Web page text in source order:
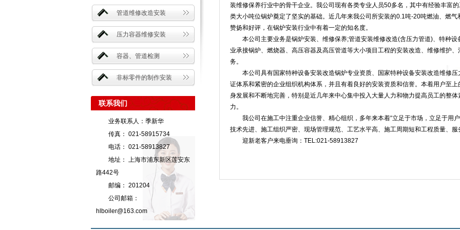
管道维修改造安装
压力容器维修安装
容器、管道检测
非标零件的制作安装
联系我们
业务联系人：季新华
传真： 021-58915734
电话： 021-58913827
地址： 上海市浦东新区莲安东
路442号
邮编： 201204
公司邮箱：
hlboiler@163.com
装维修保养行业中的骨干企业。我公司现有各类专业人员50多名，其中有经验丰富
类大小吨位锅炉奠定了坚实的基础。近几年来我公司所安装的0.1吨-20吨燃油、燃
赞扬和好评，在锅炉安装行业中有着一定的知名度。
本公司主要业务是锅炉安装、维修保养;管道安装维修改造(含压力管道)、特种设
业承接锅炉、燃烧器、高压容器及高压管道等大小项目工程的安装改造、维修维护
务。
本公司具有国家特种设备安装改造锅炉专业资质、国家特种设备安装改造维修压
证体系和紧密的企业组织机构体系，并且有着良好的安装资质和信誉。本着用户至
身发展和不断地完善，特别是近几年来中心集中投入大量人力和物力提高员工的整
力。
我公司在施工中注重企业信誉、精心组织，多年来本着“立足于市场，立足于用
技术先进、施工组织严密、现场管理规范、工艺水平高、施工周期短和工程质量、
迎新老客户来电垂询：TEL:021-58913827